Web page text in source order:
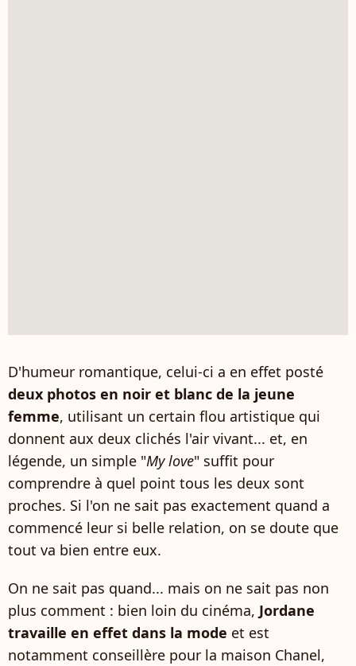
D'humeur romantique, celui-ci a en effet posté
deux photos en noir et blanc de la jeune
femme, utilisant un certain flou artistique qui
donnent aux deux clichés l'air vivant... et, en
légende, un simple "My love" suffit pour
comprendre à quel point tous les deux sont
proches. Si l'on ne sait pas exactement quand a
commencé leur si belle relation, on se doute que
tout va bien entre eux.
On ne sait pas quand... mais on ne sait pas non
plus comment : bien loin du cinéma, Jordane
travaille en effet dans la mode et est
notamment conseillère pour la maison Chanel,